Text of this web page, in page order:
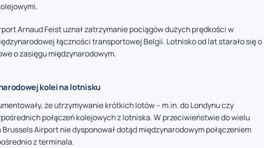
Arnaud Feist uznał zatrzymanie pociągów dużych prędkości w
łączności transportowej Belgii. Lotnisko od lat starało się o
o zasięgu międzynarodowym.
kolei na lotnisku
że utrzymywanie krótkich lotów – m.in. do Londynu czy
połączeń kolejowych z lotniska. W przeciwieństwie do wielu
Airport nie dysponował dotąd międzynarodowym połączeniem
z terminala.